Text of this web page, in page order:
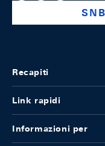
Recapiti
Link rapidi
Informazioni per